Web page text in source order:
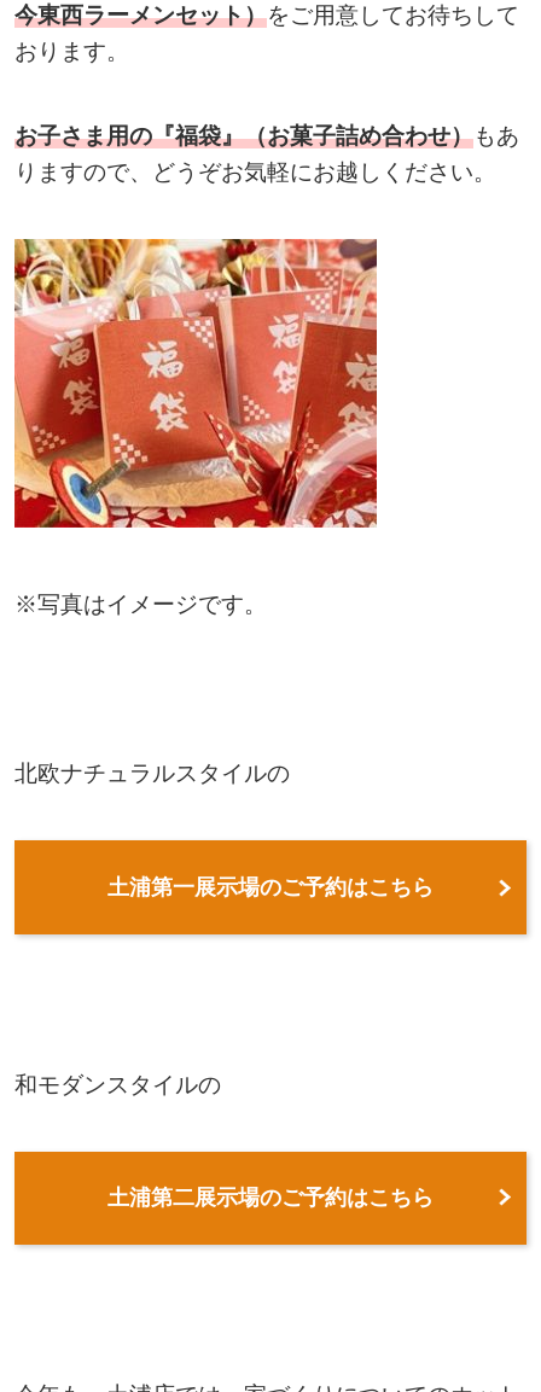
今東西ラーメンセット）をご用意してお待ちして
おります。
お子さま用の『福袋』（お菓子詰め合わせ）もあ
りますので、どうぞお気軽にお越しください。
※写真はイメージです。
北欧ナチュラルスタイルの
土浦第一展示場のご予約はこちら
和モダンスタイルの
土浦第二展示場のご予約はこちら